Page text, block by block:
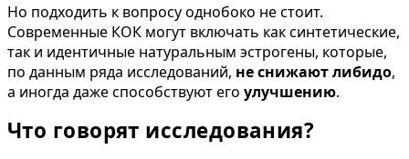
Но подходить к вопросу однобоко не стоит.
Современные КОК могут включать как синтетические,
так и идентичные натуральным эстрогены, которые,
по данным ряда исследований, не снижают либидо,
а иногда даже способствуют его улучшению.
Что говорят исследования?